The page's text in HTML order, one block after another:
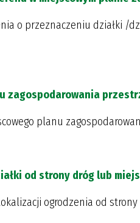
o przeznaczeniu działki /
zagospodarowania
planu
od strony dróg lub
ogrodzenia od